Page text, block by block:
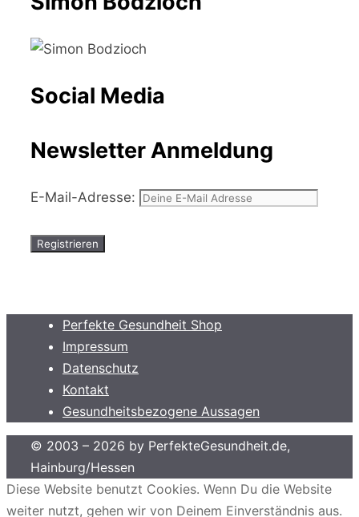
Social Media
Newsletter Anmeldung
E-Mail-Adresse:
Perfekte Gesundheit Shop
Impressum
Datenschutz
Kontakt
Gesundheitsbezogene Aussagen
© 2003 – 2026 by PerfekteGesundheit.de,
Hainburg/Hessen
Diese Website benutzt Cookies. Wenn Du die Website
weiter nutzt, gehen wir von Deinem Einverständnis aus.